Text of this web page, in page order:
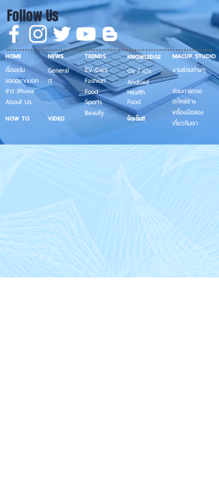
Follow Us
TRENDS
EV Cars
Fashion
Food
Sports
Beauty
KNOWLEDGE
Os / iOs
Android
Health
Food
MACUP STUDIO
งานซ่อมต่างๆ
ซ่อมการ์ดจอ
อะไหล่ช่าง
เครื่องมือสอง
เกี่ยวกับเรา
NEWS
General
iT
HOME
เรื่องเด่น
แอดอยากบอก
About Us
ข่าว iPhone
จัดเต็ม!!
HOW TO VIDEO